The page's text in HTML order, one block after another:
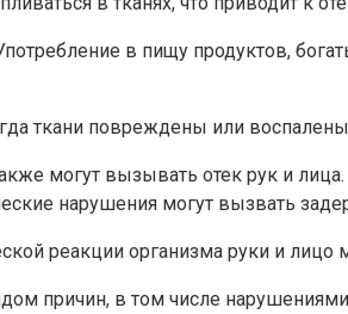
в пищу продуктов,
ткани повреждены или
могут вызывать отек рук и
нарушения могут вызвать
реакции организма руки и лицо
причин, в том числе